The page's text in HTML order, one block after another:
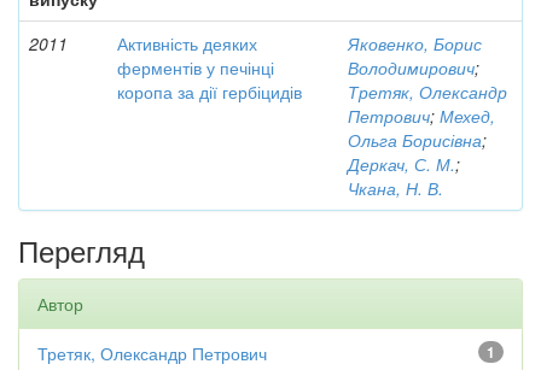
2011
Активність деяких
ферментів у печінці
коропа за дії гербіцидів
Яковенко, Борис
Володимирович;
Третяк, Олександр
Петрович; Мехед,
Ольга Борисівна;
Деркач, С. М.;
Чкана, Н. В.
Перегляд
Автор
1
Третяк, Олександр Петрович